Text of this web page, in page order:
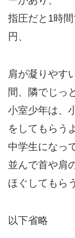
指圧だと1時
円、
肩が凝りやす
間、隣でじっ
小室少年は、
をしてもらう
中学生になっ
並んで首や肩
ほぐしてもら
以下省略